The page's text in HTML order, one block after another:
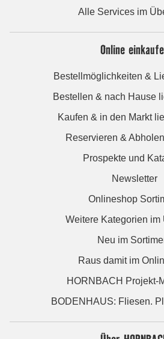
Alle Services im
Online
Bestellmöglichkeiten &
Bestellen & nach Hause
Kaufen & in den Markt
Reservieren &
Prospekte und
Newsletter
Onlineshop
Weitere Kategorien im
Neu im
Raus damit im
HORNBACH Projekt-
BODENHAUS: Fliesen.